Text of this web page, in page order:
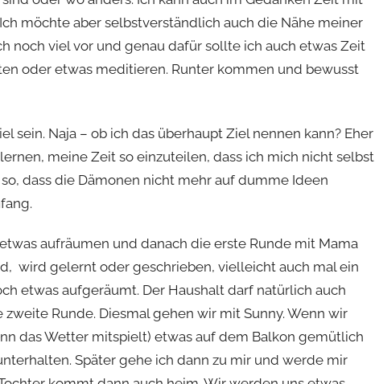
möchte aber selbstverständlich auch die Nähe meiner
noch viel vor und genau dafür sollte ich auch etwas Zeit
oder etwas meditieren. Runter kommen und bewusst
sein. Naja – ob ich das überhaupt Ziel nennen kann? Eher
meine Zeit so einzuteilen, dass ich mich nicht selbst
dass die Dämonen nicht mehr auf dumme Ideen
aufräumen und danach die erste Runde mit Mama
wird gelernt oder geschrieben, vielleicht auch mal ein
etwas aufgeräumt. Der Haushalt darf natürlich auch
Runde. Diesmal gehen wir mit Sunny. Wenn wir
das Wetter mitspielt) etwas auf dem Balkon gemütlich
Später gehe ich dann zu mir und werde mir